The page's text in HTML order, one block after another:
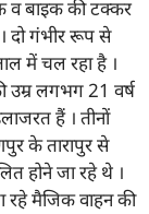
व बाइक की टक्कर
दो गंभीर रूप से
में चल रहा है ।
उम्र लगभग 21 वर्ष
हैं । तीनों
के तारापुर से
होने जा रहे थे ।
रहे मैजिक वाहन की